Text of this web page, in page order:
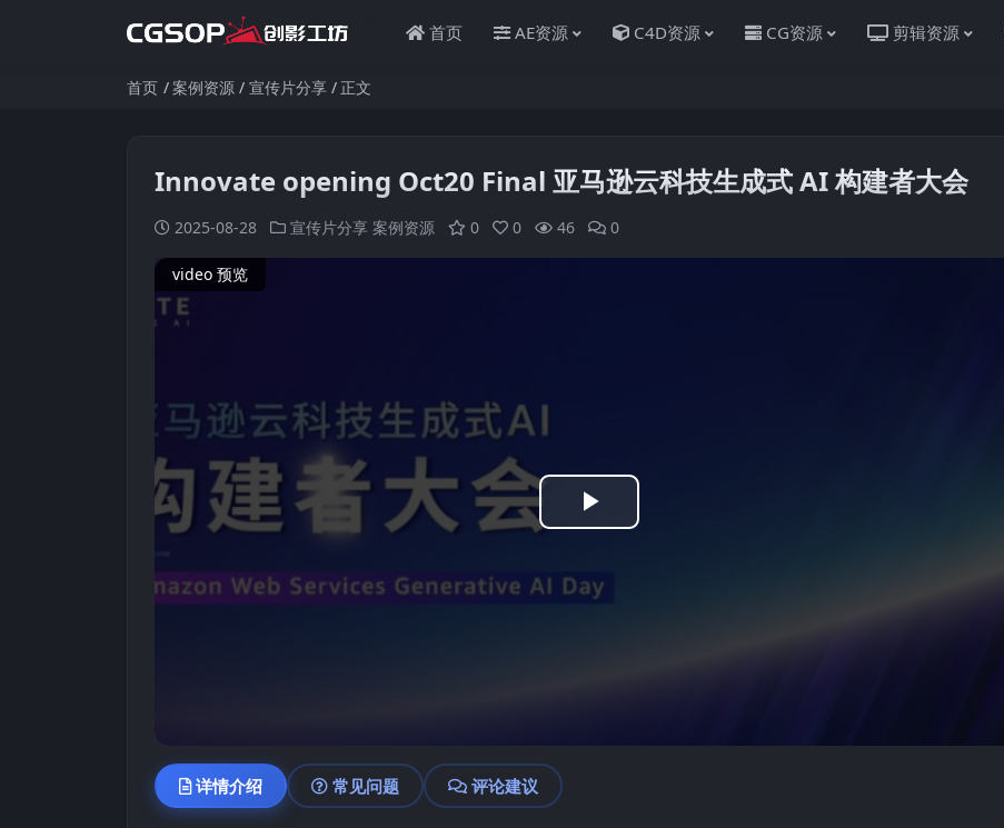
首页 AE资源 C4D资源 CG资源 剪辑资源
首页 案例资源 宣传片分享 正文
Innovate opening Oct20 Final 亚马逊云科技生成式 AI 构建者大会
2025-08-28 宣传片分享 案例资源 0 0 46 0
video 预览
Play
Video
详情介绍 常见问题 评论建议